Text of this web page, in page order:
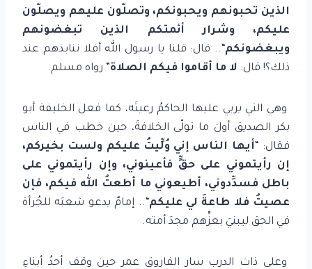
الذين تحبونهم ويحبونكم، وتصلّون عليهم ويصلّون
عليكم، وشرار أئمتكم الذين تبغضونهم
ويبغضونكم“.. قال: قلنا يا رسول الله أفلا ننابذهم عند
ذلك؟! قال: لا ما أقاموا فيكم الصلاة” رواه مسلم.
وهي التي يربي عليها الحاكمُ رعيتَه، كما فعل الخليفة أبو
بكر الصديق أولَ ما تولّى الخلافةَ، حين خطب في الناس
فقال: “أيها الناس إني وُلِّيتُ عليكم ولست بخيركم،
إن رأيتموني على حقٍّ فأعينوني، وإن رأيتموني على
باطل فسدِّدوني، أطيعوني ما أطعتُ الله فيكم، فإن
عصيتُ فلا طاعةَ لي عليكم“.. إمامٌ يدعو شعبَه للجُرأة
في الحق ليبنيَ بعزِّهم مجدَ أمته.
وعلى ذات الدرب سار الفاروق عمر حين وقف أحدُ أبناءِ